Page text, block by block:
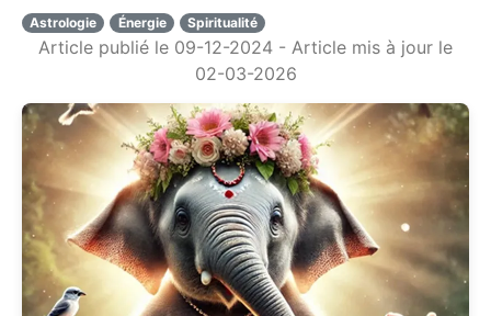
Astrologie Énergie Spiritualité
Article publié le 09-12-2024 - Article mis à jour le
02-03-2026